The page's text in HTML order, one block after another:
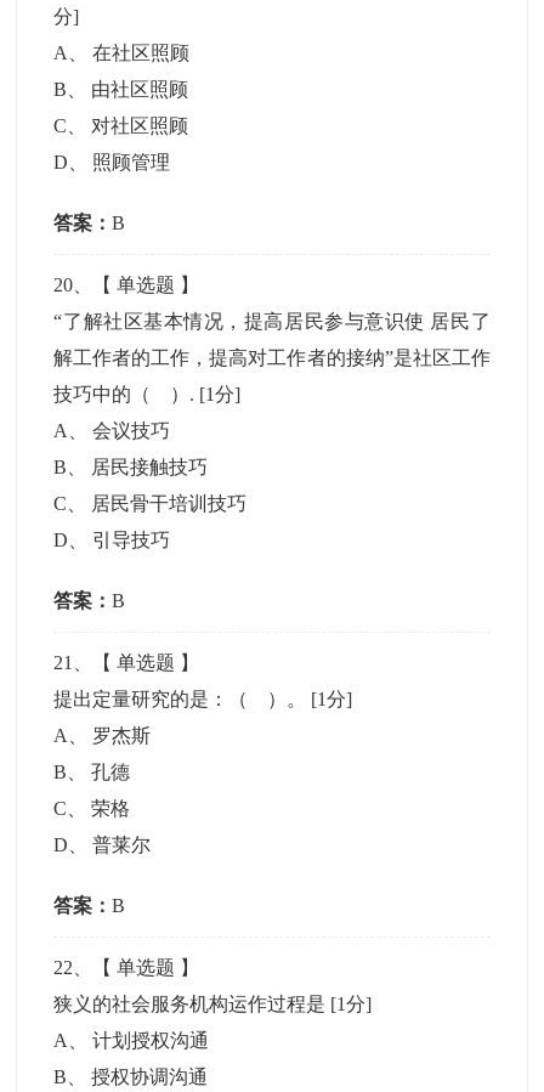
分]
A
、在社区照顾
B
由社区照顾
C
对社区照顾
D
照顾管理
答案：B
20 、【单选题 】
“了解社区基本情况，提高居民参与意识使 居民了
解工作者的工作，提高对工作者的接纳”是社区工作
技巧中的（ ）. [1分]
A
、会议技巧
B
居民接触技巧
C
居民骨干培训技巧
D
引导技巧
答案：B
21 、【单选题 】
提出定量研究的是：（ ）。 [1分]
A
罗杰斯
B 、孔德
C 、荣格
D 、普莱尔
答案：B
22 、【单选题 】
狭义的社会服务机构运作过程是 [1分]
A
、计划授权沟通
B 、授权协调沟通